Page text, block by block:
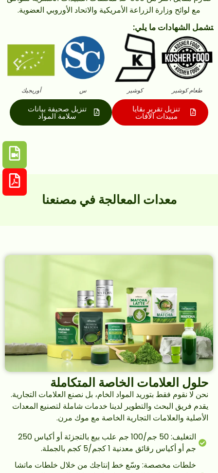
مع لوائح وزارة الزراعة الأمريكية والاتحاد الأوروبي العضوية.
‍تشمل الشهادات ما يلي:
أوريجيك س كوشير طعام كوشير
تنزيل تقرير بقايا
مبيدات الآفات
تنزيل صحيفة بيانات
سلامة المواد
معدات المعالجة في مصنعنا
حلول العلامات الخاصة المتكاملة
نحن لا نقوم فقط بتوريد المواد الخام، بل نصنع العلامات التجارية.
يقدم فريق البحث والتطوير لدينا خدمات شاملة لتصنيع المعدات
الأصلية والعلامات التجارية الخاصة مع موك مرن.
التغليف: 50 جم/100 جم علب بيع بالتجزئة أو أكياس 250
جم أو أكياس رقائق معدنية 1 كجم/5 كجم بالجملة.
خلطات مخصصة: وسّع خط إنتاجك من خلال خلطات ماتشا